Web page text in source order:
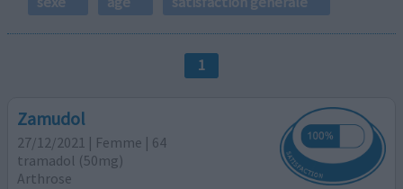
1
Zamudol
27/12/2021 | Femme | 64
tramadol (50mg)
Arthrose